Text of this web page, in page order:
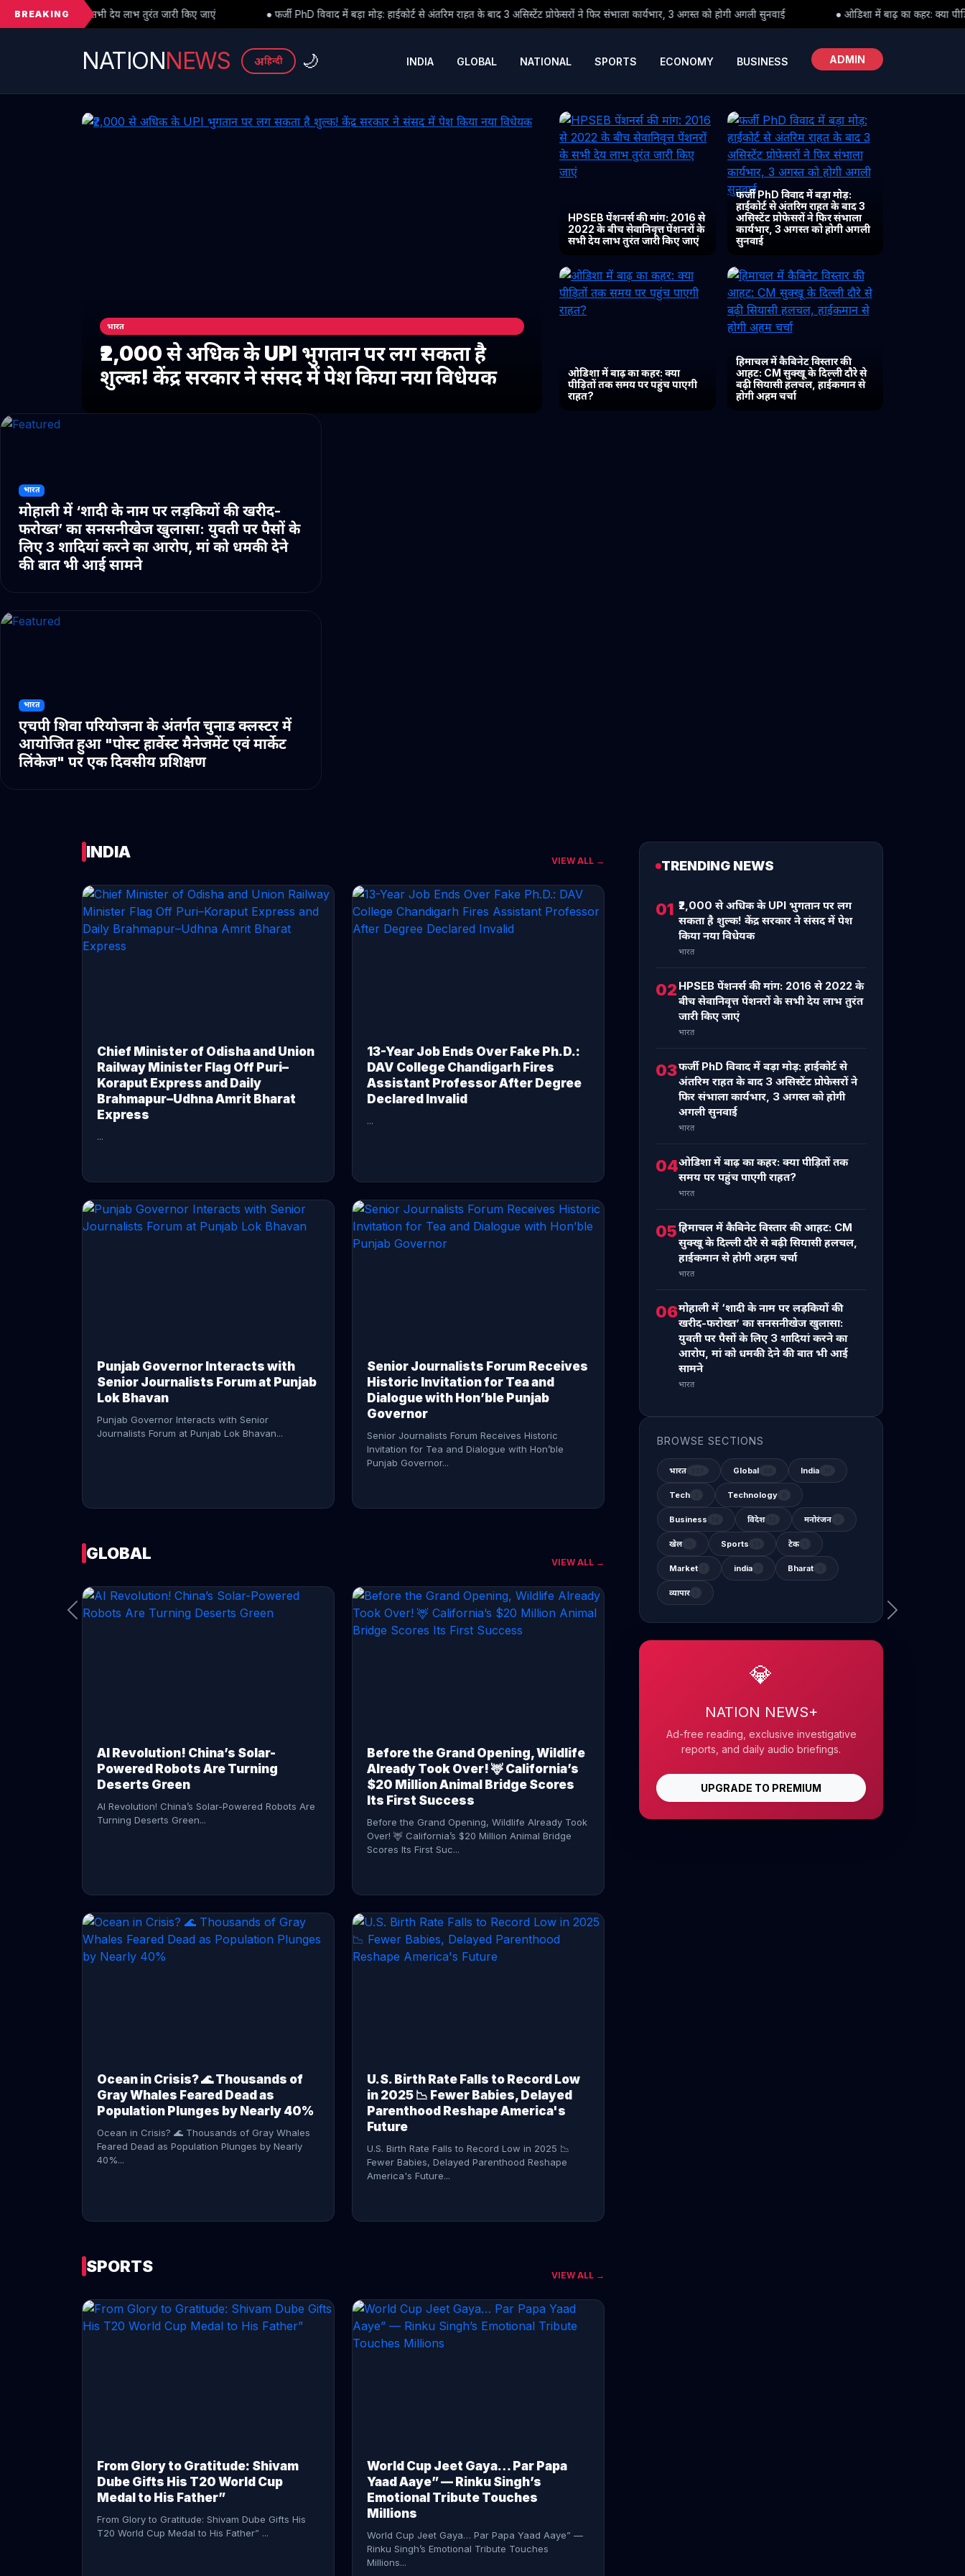
BREAKING
तुरंत जारी किए जाएं ● फर्जी PhD विवाद में बड़ा मोड़: हाईकोर्ट से अंतरिम राहत के बाद 3 असिस्टेंट प्रोफेसरों ने फिर संभाला कार्यभार, 3 अगस्त को होगी अगली सुनवाई ● ओडिशा में बाढ़ का कहर: क्या पीड़ितों तक समय पर पहुंच पाएगी
NATIONNEWS अहिन्दी 🌙 INDIA GLOBAL NATIONAL SPORTS ECONOMY BUSINESS ADMIN
भारत
₹2,000 से अधिक के UPI भुगतान पर लग सकता है
शुल्क! केंद्र सरकार ने संसद में पेश किया नया विधेयक
HPSEB पेंशनर्स की मांग: 2016 से
2022 के बीच सेवानिवृत्त पेंशनरों के
सभी देय लाभ तुरंत जारी किए जाएं
फर्जी PhD विवाद में बड़ा मोड़:
हाईकोर्ट से अंतरिम राहत के बाद 3
असिस्टेंट प्रोफेसरों ने फिर संभाला
कार्यभार, 3 अगस्त को होगी अगली
सुनवाई
ओडिशा में बाढ़ का कहर: क्या
पीड़ितों तक समय पर पहुंच पाएगी
राहत?
हिमाचल में कैबिनेट विस्तार की
आहट: CM सुक्खू के दिल्ली दौरे से
बढ़ी सियासी हलचल, हाईकमान से
होगी अहम चर्चा
भारत
मोहाली में ‘शादी के नाम पर लड़कियों की खरीद-
फरोख्त’ का सनसनीखेज खुलासा: युवती पर पैसों के
लिए 3 शादियां करने का आरोप, मां को धमकी देने
की बात भी आई सामने
भारत
एचपी शिवा परियोजना के अंतर्गत चुनाड क्लस्टर में
आयोजित हुआ "पोस्ट हार्वेस्ट मैनेजमेंट एवं मार्केट
लिंकेज" पर एक दिवसीय प्रशिक्षण
INDIA VIEW ALL →
Chief Minister of Odisha and Union
Railway Minister Flag Off Puri–
Koraput Express and Daily
Brahmapur–Udhna Amrit Bharat
Express
...
13-Year Job Ends Over Fake Ph.D.:
DAV College Chandigarh Fires
Assistant Professor After Degree
Declared Invalid
...
Punjab Governor Interacts with
Senior Journalists Forum at Punjab
Lok Bhavan
Punjab Governor Interacts with Senior
Journalists Forum at Punjab Lok Bhavan...
Senior Journalists Forum Receives
Historic Invitation for Tea and
Dialogue with Hon’ble Punjab
Governor
Senior Journalists Forum Receives Historic
Invitation for Tea and Dialogue with Hon’ble
Punjab Governor...
CONTINUE READING →
GLOBAL VIEW ALL →
AI Revolution! China’s Solar-
Powered Robots Are Turning
Deserts Green
AI Revolution! China’s Solar-Powered Robots Are
Turning Deserts Green...
Before the Grand Opening, Wildlife
Already Took Over! 🦌 California’s
$20 Million Animal Bridge Scores
Its First Success
Before the Grand Opening, Wildlife Already Took
Over! 🦌 California’s $20 Million Animal Bridge
Scores Its First Suc...
Ocean in Crisis? 🌊 Thousands of
Gray Whales Feared Dead as
Population Plunges by Nearly 40%
Ocean in Crisis? 🌊 Thousands of Gray Whales
Feared Dead as Population Plunges by Nearly
40%...
U.S. Birth Rate Falls to Record Low
in 2025 📉 Fewer Babies, Delayed
Parenthood Reshape America's
Future
U.S. Birth Rate Falls to Record Low in 2025 📉
Fewer Babies, Delayed Parenthood Reshape
America's Future...
CONTINUE READING →
SPORTS VIEW ALL →
From Glory to Gratitude: Shivam
Dube Gifts His T20 World Cup
Medal to His Father”
From Glory to Gratitude: Shivam Dube Gifts His
T20 World Cup Medal to His Father” ...
World Cup Jeet Gaya… Par Papa
Yaad Aaye” — Rinku Singh’s
Emotional Tribute Touches
Millions
World Cup Jeet Gaya… Par Papa Yaad Aaye” —
Rinku Singh’s Emotional Tribute Touches
Millions...
TRENDING NEWS
01 ₹2,000 से अधिक के UPI भुगतान पर लग
सकता है शुल्क! केंद्र सरकार ने संसद में पेश
किया नया विधेयक
भारत
02 HPSEB पेंशनर्स की मांग: 2016 से 2022 के
बीच सेवानिवृत्त पेंशनरों के सभी देय लाभ तुरंत
जारी किए जाएं
भारत
03फर्जी PhD विवाद में बड़ा मोड़: हाईकोर्ट से
अंतरिम राहत के बाद 3 असिस्टेंट प्रोफेसरों ने
फिर संभाला कार्यभार, 3 अगस्त को होगी
अगली सुनवाई
भारत
04ओडिशा में बाढ़ का कहर: क्या पीड़ितों तक
समय पर पहुंच पाएगी राहत?
भारत
05हिमाचल में कैबिनेट विस्तार की आहट: CM
सुक्खू के दिल्ली दौरे से बढ़ी सियासी हलचल,
हाईकमान से होगी अहम चर्चा
भारत
06मोहाली में ‘शादी के नाम पर लड़कियों की
खरीद-फरोख्त’ का सनसनीखेज खुलासा:
युवती पर पैसों के लिए 3 शादियां करने का
आरोप, मां को धमकी देने की बात भी आई
सामने
भारत
BROWSE SECTIONS
भारत Global India
Tech Technology
Business विदेश मनोरंजन
खेल Sports टेक
Market india Bharat
व्यापार
💎
NATION NEWS+
Ad-free reading, exclusive investigative
reports, and daily audio briefings.
UPGRADE TO PREMIUM